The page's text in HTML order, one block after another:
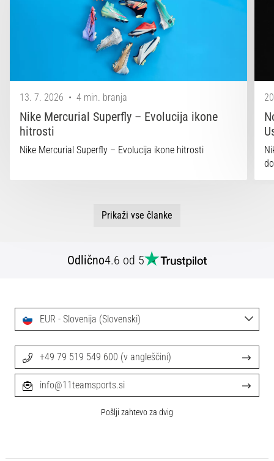
13. 7. 2026 • 4 min. branja
Nike Mercurial Superfly – Evolucija ikone
hitrosti
Nike Mercurial Superfly – Evolucija ikone hitrosti
Prikaži vse članke
Odlično4.6 od 5
EUR - Slovenija (Slovenski)
+49 79 519 549 600 (v angleščini)
info@11teamsports.si
Pošlji zahtevo za dvig